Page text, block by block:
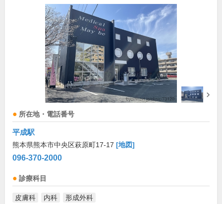
所在地・電話番号
平成駅
熊本県熊本市中央区萩原町17-17 [地図]
096-370-2000
診療科目
皮膚科 内科 形成外科